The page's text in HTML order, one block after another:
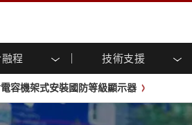
程 技術支援
系列
示器
工業電腦及人機介面
人機介面 (投射電容觸控)
工業電腦 (投射電容觸控)
能源, 化工, 防爆應用
食品藥廠解決方案
企業永續
客戶服務中心
產品變更通知
虛擬實境展會
容機架式安裝國防等級顯示器